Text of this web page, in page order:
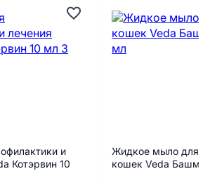
и
Котэрвин 10
Жидкое мыло для
кошек Veda